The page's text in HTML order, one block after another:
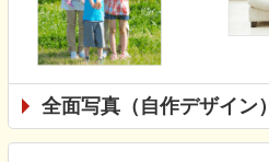
全面写真（自作デザイン）